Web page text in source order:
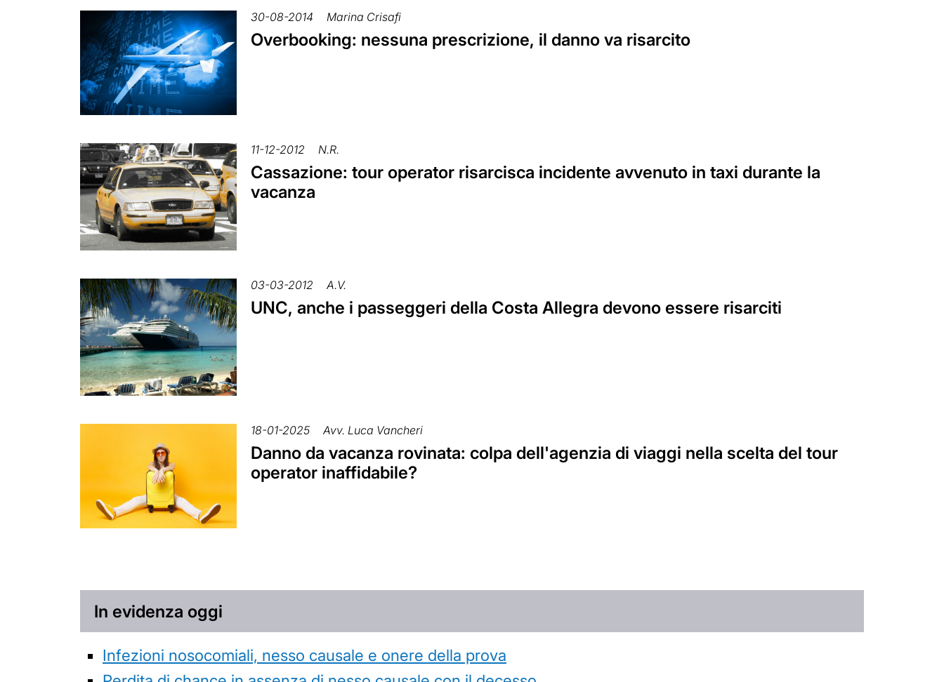
30-08-2014 Marina Crisafi
Overbooking: nessuna prescrizione, il danno va risarcito
11-12-2012 N.R.
Cassazione: tour operator risarcisca incidente avvenuto in taxi durante la
vacanza
03-03-2012 A.V.
UNC, anche i passeggeri della Costa Allegra devono essere risarciti
18-01-2025 Avv. Luca Vancheri
Danno da vacanza rovinata: colpa dell'agenzia di viaggi nella scelta del tour
operator inaffidabile?
In evidenza oggi
Infezioni nosocomiali, nesso causale e onere della prova